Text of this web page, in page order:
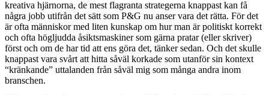
kreativa hjärnorna, de mest flagranta strategerna knappast kan få
några jobb utifrån det sätt som P&G nu anser vara det rätta. För det
är ofta människor med liten kunskap om hur man är politiskt korrekt
och ofta högljudda åsiktsmaskiner som gärna pratar (eller skriver)
först och om de har tid att ens göra det, tänker sedan. Och det skulle
knappast vara svårt att hitta såväl korkade som utanför sin kontext
“kränkande” uttalanden från såväl mig som många andra inom
branschen.